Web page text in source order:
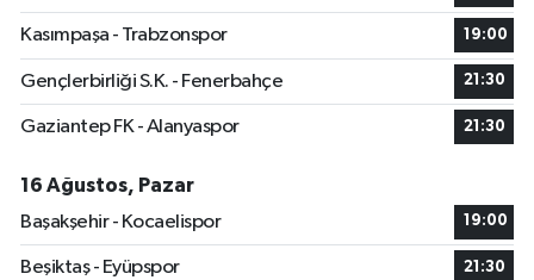
Kasımpaşa - Trabzonspor 19:00
Gençlerbirliği S.K. - Fenerbahçe 21:30
Gaziantep FK - Alanyaspor 21:30
16 Ağustos, Pazar
Başakşehir - Kocaelispor
19:00
Beşiktaş - Eyüpspor 21:30